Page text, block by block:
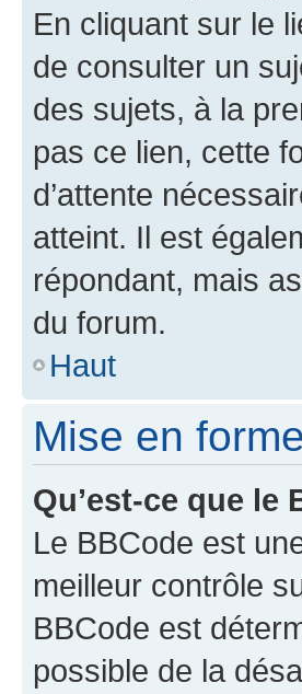
En cliquant sur le
de consulter un
des sujets, à la
pas ce lien, cette
d’attente
atteint. Il est
répondant, mais
du forum.
Haut
Mise en
Qu’est-ce que le
Le BBCode est
meilleur contrôle
BBCode est
possible de la